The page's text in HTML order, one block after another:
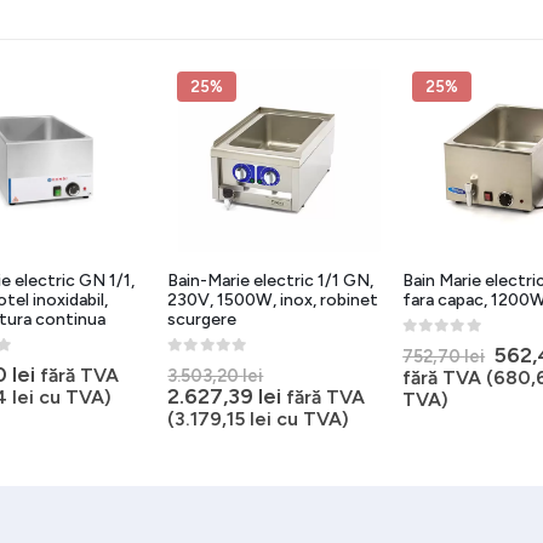
electric GN 1/1,
inoxidabil,
continua
lei fără TVA
lei cu TVA)
25%
Bain-Marie electric 1/1 GN,
230V, 1500W, inox, robinet
scurgere
3.503,20lei
inițial
a
2.627,39 lei Prețul
curent
fără TVA
(3.179,15 lei cu TVA)
25%
Bain Marie
fara capac,
752,70lei
fără TVA (
TVA)